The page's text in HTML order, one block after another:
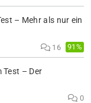
– Mehr als nur ein
16 91%
Test – Der
0